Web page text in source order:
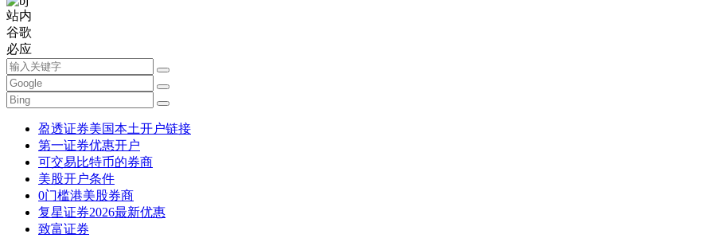
站内
谷歌
必应
盈透证券美国本土开户链接
第一证券优惠开户
可交易比特币的券商
美股开户条件
0门槛港美股券商
复星证券2026最新优惠
致富证券